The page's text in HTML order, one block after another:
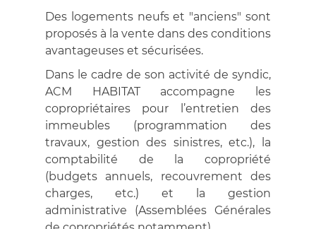
Des logements neufs et "anciens" sont
proposés à la vente dans des conditions
avantageuses et sécurisées.
Dans le cadre de son activité de syndic,
ACM HABITAT accompagne les
copropriétaires pour l’entretien des
immeubles (programmation des
travaux, gestion des sinistres, etc.), la
comptabilité de la copropriété
(budgets annuels, recouvrement des
charges, etc.) et la gestion
administrative (Assemblées Générales